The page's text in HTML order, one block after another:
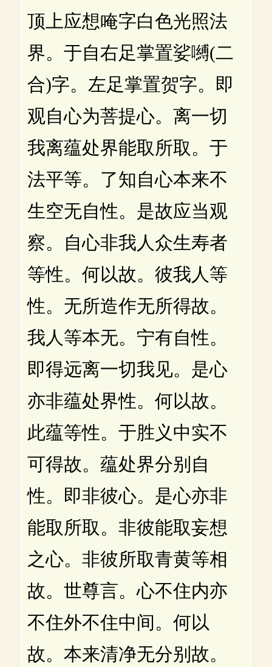
顶上应想唵字白色光照法
界。于自右足掌置娑嚩(二
合)字。左足掌置贺字。即
观自心为菩提心。离一切
我离蕴处界能取所取。于
法平等。了知自心本来不
生空无自性。是故应当观
察。自心非我人众生寿者
等性。何以故。彼我人等
性。无所造作无所得故。
我人等本无。宁有自性。
即得远离一切我见。是心
亦非蕴处界性。何以故。
此蕴等性。于胜义中实不
可得故。蕴处界分别自
性。即非彼心。是心亦非
能取所取。非彼能取妄想
之心。非彼所取青黄等相
故。世尊言。心不住内亦
不住外不住中间。何以
故。本来清净无分别故。